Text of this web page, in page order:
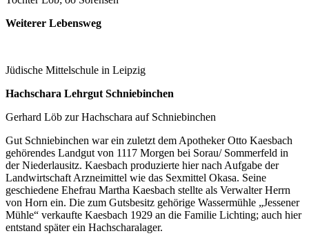
Weiterer Lebensweg
Jüdische Mittelschule in Leipzig
Hachschara Lehrgut Schniebinchen
Gerhard Löb zur Hachschara auf Schniebinchen
Gut Schniebinchen war ein zuletzt dem Apotheker Otto Kaesbach
gehörendes Landgut von 1117 Morgen bei Sorau/ Sommerfeld in
der Niederlausitz. Kaesbach produzierte hier nach Aufgabe der
Landwirtschaft Arzneimittel wie das Sexmittel Okasa. Seine
geschiedene Ehefrau Martha Kaesbach stellte als Verwalter Herrn
von Horn ein. Die zum Gutsbesitz gehörige Wassermühle „Jessener
Mühle“ verkaufte Kaesbach 1929 an die Familie Lichting; auch hier
entstand später ein Hachscharalager.